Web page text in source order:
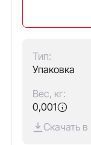
Тип:
Упаковка
Вес, кг:
0,001
Скачать в